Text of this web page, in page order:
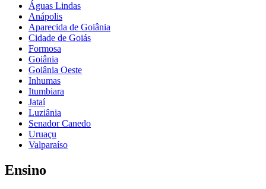
Águas Lindas
Anápolis
Aparecida de Goiânia
Cidade de Goiás
Formosa
Goiânia
Goiânia Oeste
Inhumas
Itumbiara
Jataí
Luziânia
Senador Canedo
Uruaçu
Valparaíso
Ensino